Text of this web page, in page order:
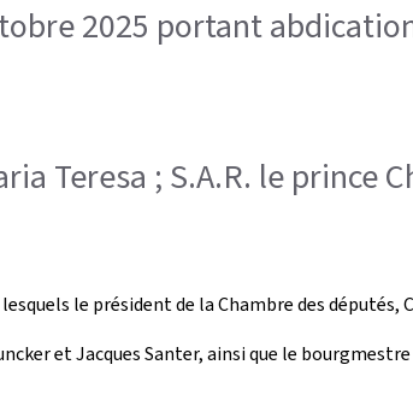
2025 portant
Teresa ; S.A.R. le prince
le président de la Chambre des
et Jacques Santer, ainsi que le bourgmestre